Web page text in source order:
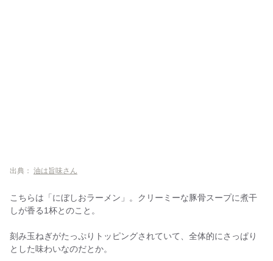
出典： 油は旨味さん
こちらは「にぼしおラーメン」。クリーミーな豚骨スープに煮干
しが香る1杯とのこと。
刻み玉ねぎがたっぷりトッピングされていて、全体的にさっぱり
とした味わいなのだとか。